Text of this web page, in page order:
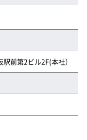
前第2ビル2F(本社）